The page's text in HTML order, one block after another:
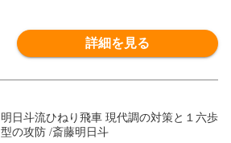
詳細を見る
明日斗流ひねり飛車 現代調の対策と１六歩
型の攻防 /斎藤明日斗